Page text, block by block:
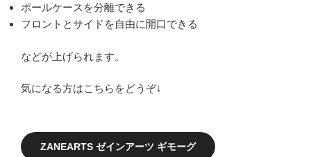
ポールケースを分離できる
フロントとサイドを自由に開口できる
などが上げられます。
気になる方はこちらをどうぞ↓
ZANEARTS ゼインアーツ ギモーグ